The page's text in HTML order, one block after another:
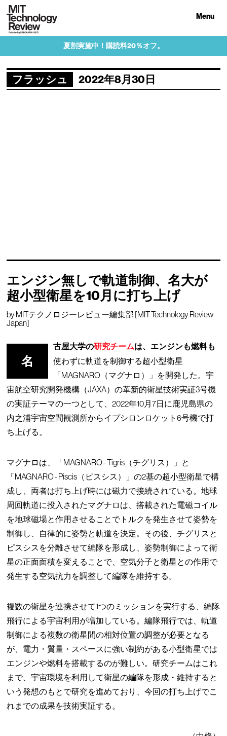
Menu
夏割実施中！購読料20％オフ。
フラッシュ 2022年8月30日
エンジン無しで軌道制御、名大が
超小型衛星を10月に打ち上げ
byMITテクノロジーレビュー編集部 [MIT Technology Review
Japan]
名
古屋大学の研究チームは、エンジンも燃料も
使わずに軌道を制御する超小型衛星
「MAGNARO（マグナロ）」を開発した。宇
宙航空研究開発機構（JAXA）の革新的衛星技術実証3号機
の実証テーマの一つとして、2022年10月7日に鹿児島県の
内之浦宇宙空間観測所からイプシロンロケット6号機で打
ち上げる。
マグナロは、「MAGNARO - Tigris（チグリス）」と
「MAGNARO - Piscis（ピスシス）」の2基の超小型衛星で構
成し、両者は打ち上げ時には磁力で接続されている。地球
周回軌道に投入されたマグナロは、搭載された電磁コイル
を地球磁場と作用させることでトルクを発生させて姿勢を
制御し、自律的に姿勢と軌道を決定。その後、チグリスと
ピスシスを分離させて編隊を形成し、姿勢制御によって衛
星の正面面積を変えることで、空気分子と衛星との作用で
発生する空気抗力を調整して編隊を維持する。
複数の衛星を連携させて1つのミッションを実行する、編隊
飛行による宇宙利用が増加している。編隊飛行では、軌道
制御による複数の衛星間の相対位置の調整が必要となる
が、電力・質量・スペースに強い制約がある小型衛星では
エンジンや燃料を搭載するのが難しい。研究チームはこれ
まで、宇宙環境を利用して衛星の編隊を形成・維持すると
いう発想のもとで研究を進めており、今回の打ち上げでこ
れまでの成果を技術実証する。